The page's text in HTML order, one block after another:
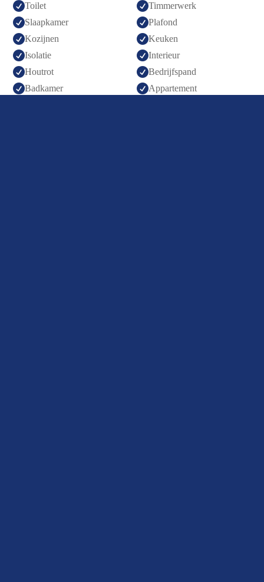
Toilet Timmerwerk
Slaapkamer Plafond
Kozijnen Keuken
Isolatie Interieur
Houtrot Bedrijfspand
Badkamer Appartement